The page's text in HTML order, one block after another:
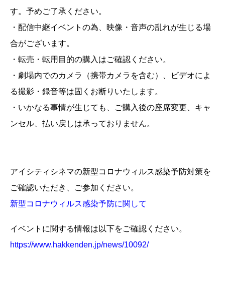
す。予めご了承ください。
・配信中継イベントの為、映像・音声の乱れが生じる場
合がございます。
・転売・転用目的の購入はご確認ください。
・劇場内でのカメラ（携帯カメラを含む）、ビデオによ
る撮影・録音等は固くお断りいたします。
・いかなる事情が生じても、ご購入後の座席変更、キャ
ンセル、払い戻しは承っておりません。
アイシティシネマの新型コロナウィルス感染予防対策を
ご確認いただき、ご参加ください。
新型コロナウィルス感染予防に関して
イベントに関する情報は以下をご確認ください。
https://www.hakkenden.jp/news/10092/